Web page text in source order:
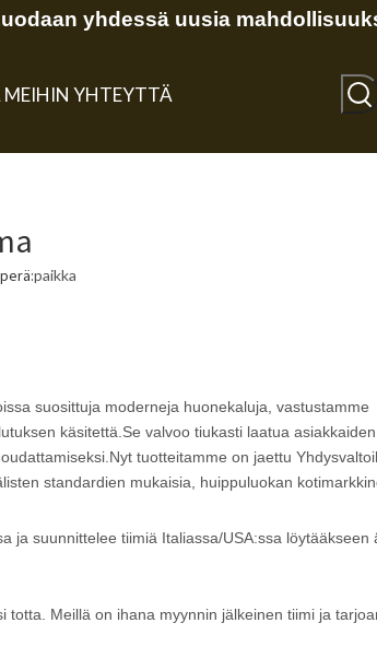
yhdessä uusia
MEIHIN YHTEYTTÄ
paikka
suosittuja moderneja huonekaluja, vastustamme
käsitettä.Se valvoo tiukasti laatua asiakkaiden
tuotteitamme on jaettu
standardien mukaisia, huippuluokan
ja suunnittelee tiimiä Italiassa/USA:ssa löytääkseen
totta. Meillä on ihana myynnin jälkeinen tiimi ja